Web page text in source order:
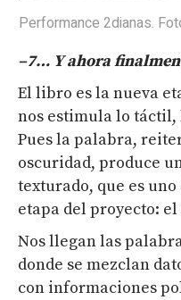
Performance 2dianas.
–7… Yahora
El libro es la nueva
nos estimula lo
Pues la palabra,
oscuridad, produce
texturado, que es
etapa del proyecto:
Nos llegan las
donde se mezclan
con informaciones